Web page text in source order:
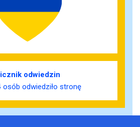
odwiedzin
osób odwiedziło stronę